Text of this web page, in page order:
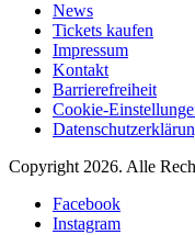
News
Tickets kaufen
Impressum
Kontakt
Barrierefreiheit
Cookie-
Copyright 2026. Alle
Facebook
Instagram